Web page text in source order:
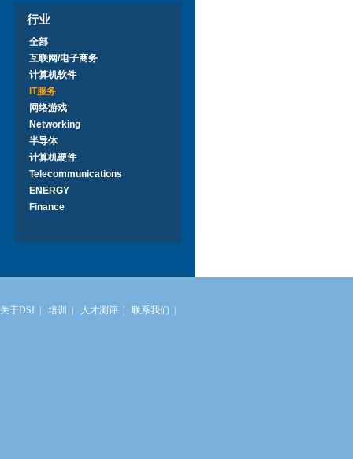
行业
全部
互联网/电子商务
计算机软件
IT服务
网络游戏
Networking
半导体
计算机硬件
Telecommunications
ENERGY
Finance
关于DSI 培训 人才测评 联系我们